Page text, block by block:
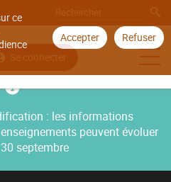
ce
Accepter Refuser
Se connecter
: les informations
peuvent évoluer
septembre